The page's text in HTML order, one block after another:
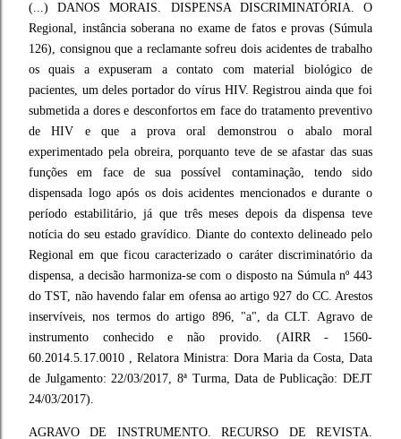
(...) DANOS MORAIS. DISPENSA DISCRIMINATÓRIA. O
Regional, instância soberana no exame de fatos e provas (Súmula
126), consignou que a reclamante sofreu dois acidentes de trabalho
os quais a expuseram a contato com material biológico de
pacientes, um deles portador do vírus HIV. Registrou ainda que foi
submetida a dores e desconfortos em face do tratamento preventivo
de HIV e que a prova oral demonstrou o abalo moral
experimentado pela obreira, porquanto teve de se afastar das suas
funções em face de sua possível contaminação, tendo sido
dispensada logo após os dois acidentes mencionados e durante o
período estabilitário, já que três meses depois da dispensa teve
notícia do seu estado gravídico. Diante do contexto delineado pelo
Regional em que ficou caracterizado o caráter discriminatório da
dispensa, a decisão harmoniza-se com o disposto na Súmula nº 443
do TST, não havendo falar em ofensa ao artigo 927 do CC. Arestos
inservíveis, nos termos do artigo 896, "a", da CLT. Agravo de
instrumento conhecido e não provido. (AIRR - 1560-
60.2014.5.17.0010 , Relatora Ministra: Dora Maria da Costa, Data
de Julgamento: 22/03/2017, 8ª Turma, Data de Publicação: DEJT
24/03/2017).
AGRAVO DE INSTRUMENTO. RECURSO DE REVISTA.